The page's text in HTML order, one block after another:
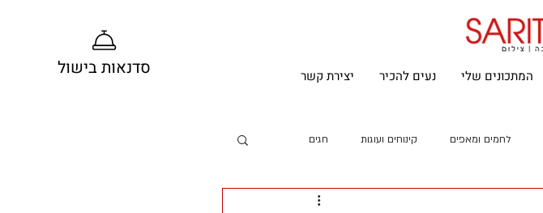
סדנאות בישול המתכונים שלי נעים להכיר יצירת קשר
לחמים ומאפים קינוחים ועוגות חגים